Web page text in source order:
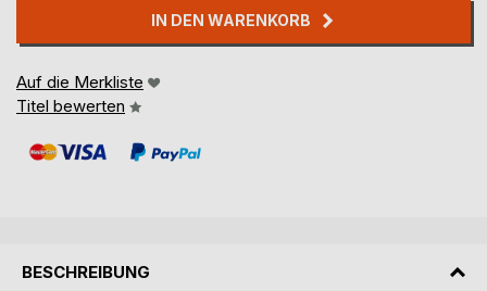
IN DEN WARENKORB
Auf die Merkliste
Titel bewerten
BESCHREIBUNG